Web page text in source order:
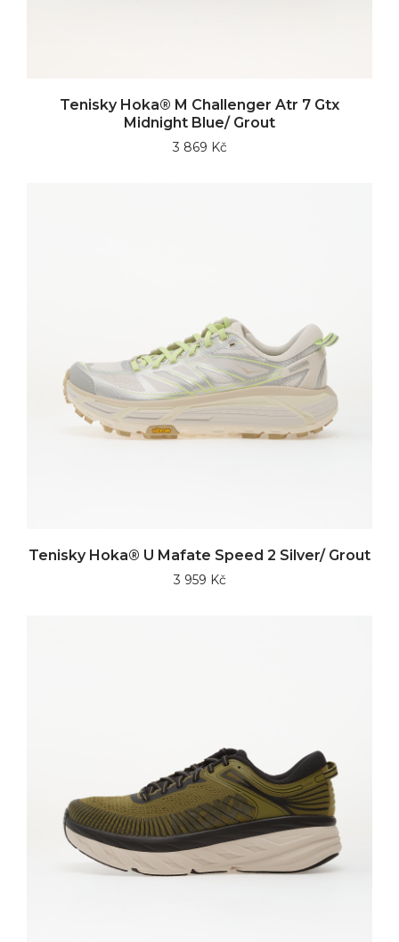
Tenisky Hoka® M Challenger Atr 7 Gtx
Midnight Blue/ Grout
3 869 Kč
Tenisky Hoka® U Mafate Speed 2 Silver/ Grout
3 959 Kč